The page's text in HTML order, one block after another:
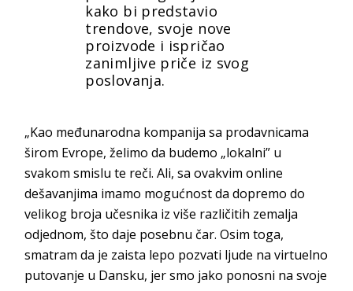
kako bi predstavio
trendove, svoje nove
proizvode i ispričao
zanimljive priče iz svog
poslovanja.
„Kao međunarodna kompanija sa prodavnicama
širom Evrope, želimo da budemo „lokalni” u
svakom smislu te reči. Ali, sa ovakvim online
dešavanjima imamo mogućnost da dopremo do
velikog broja učesnika iz više različitih zemalja
odjednom, što daje posebnu čar. Osim toga,
smatram da je zaista lepo pozvati ljude na virtuelno
putovanje u Dansku, jer smo jako ponosni na svoje